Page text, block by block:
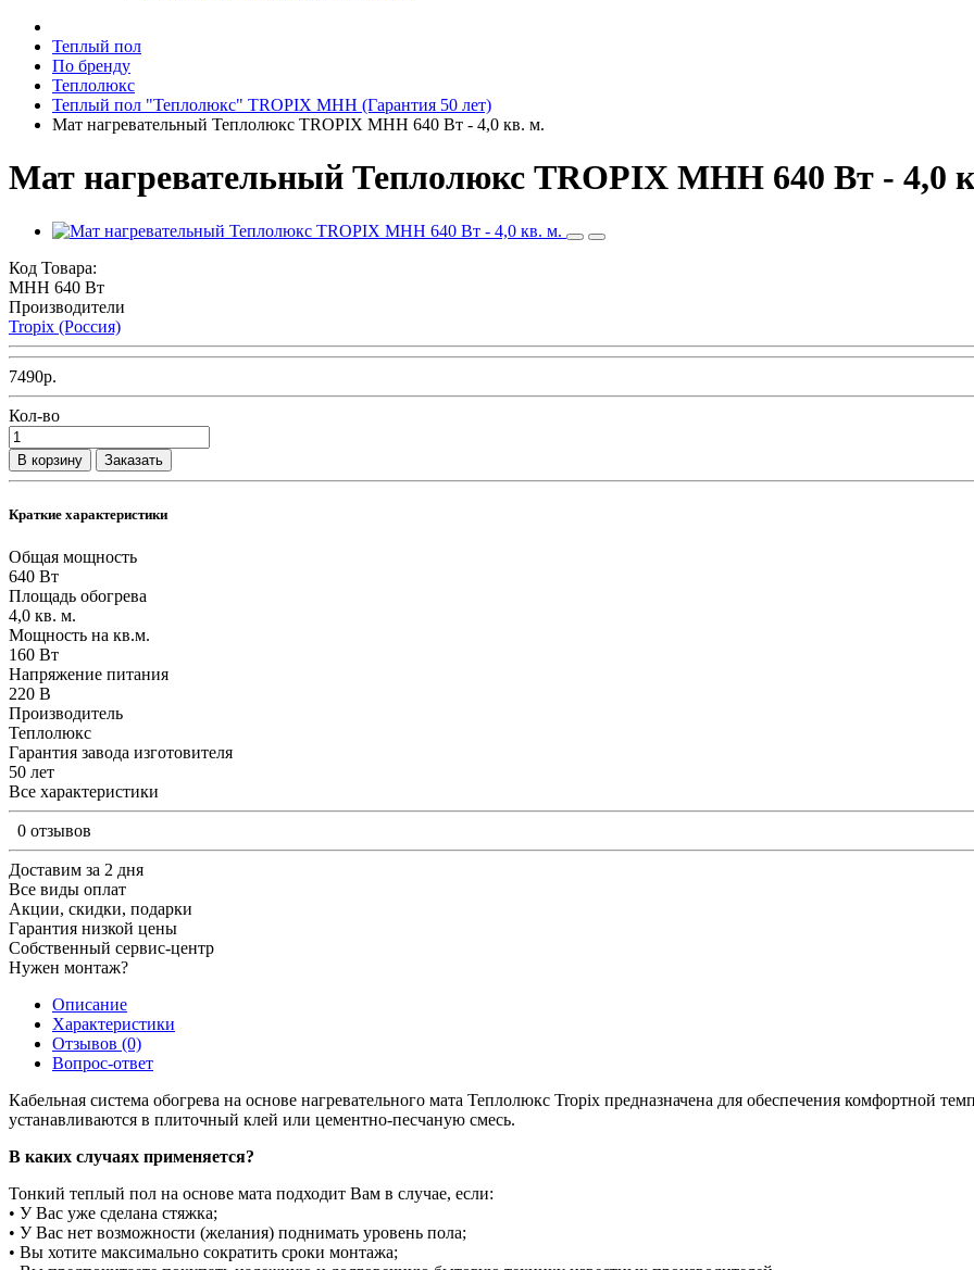
Теплый пол
По бренду
Теплолюкс
Теплый пол "Теплолюкс" TROPIX MHH (Гарантия 50 лет)
Мат нагревательный Теплолюкс TROPIX МНН 640 Вт - 4,0 кв. м.
Мат нагревательный Теплолюкс TROPIX МНН 640 Вт - 4,0
Код Товара:
МНН 640 Вт
Производители
Tropix (Россия)
7490р.
Кол-во
В корзину Заказать
Краткие характеристики
Общая мощность
640 Вт
Площадь обогрева
4,0 кв. м.
Мощность на кв.м.
160 Вт
Напряжение питания
220 В
Производитель
Теплолюкс
Гарантия завода изготовителя
50 лет
Все характеристики
0 отзывов
Доставим за 2 дня
Все виды оплат
Акции, скидки, подарки
Гарантия низкой цены
Собственный сервис-центр
Нужен монтаж?
Описание
Характеристики
Отзывов (0)
Вопрос-ответ
Кабельная система обогрева на основе нагревательного мата Теплолюкс Tropix предназначена для обеспечения комфортной
устанавливаются в плиточный клей или цементно-песчаную смесь.
В каких случаях применяется?
Тонкий теплый пол на основе мата подходит Вам в случае, если:
• У Вас уже сделана стяжка;
• У Вас нет возможности (желания) поднимать уровень пола;
• Вы хотите максимально сократить сроки монтажа;